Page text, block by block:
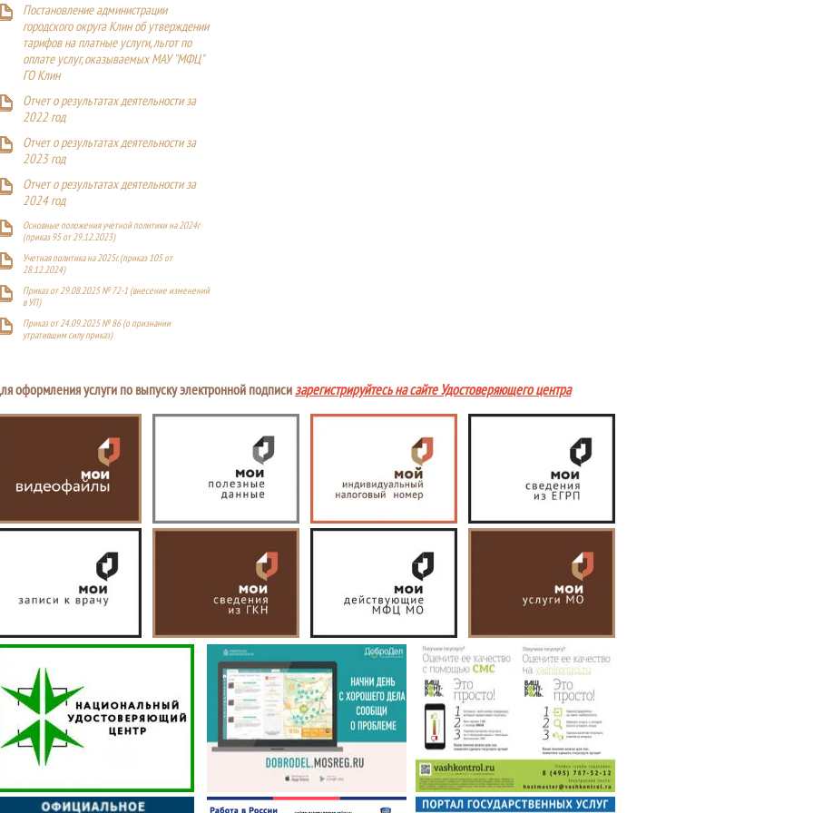
Постановление администрации
городского округа Клин об утверждении
тарифов на платные услуги, льгот по
оплате услуг, оказываемых МАУ "МФЦ"
ГО Клин
Отчет о результатах деятельности за
2022 год
Отчет о результатах деятельности за
2023 год
Отчет о результатах деятельности за
2024 год
Основные положения учетной политики на 2024г
(приказ 95 от 29.12.2023)
Учетная политика на 2025г. (приказ 105 от
28.12.2024)
Приказ от 29.08.2025 № 72-1 (внесение изменений
в УП)
Приказ от 24.09.2025 № 86 (о признании
утратившим силу приказ)
оформления услуги по выпуску электронной подписизарегистрируйтесь на сайте Удостоверяющего центра